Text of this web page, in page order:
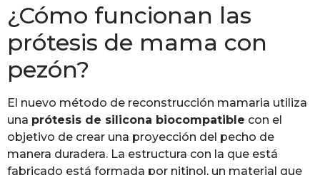
¿Cómo funcionan las
prótesis de mama con
pezón?
El nuevo método de reconstrucción mamaria utiliza
una prótesis de silicona biocompatible con el
objetivo de crear una proyección del pecho de
manera duradera. La estructura con la que está
fabricado está formada por nitinol, un material que